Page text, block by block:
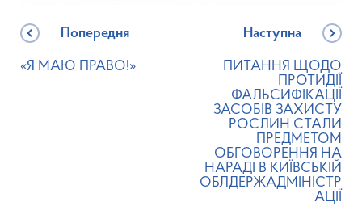
Попередня
«Я МАЮ ПРАВО!»
Наступна
ПИТАННЯ ЩОДО
ПРОТИДІЇ
ФАЛЬСИФІКАЦІЇ
ЗАСОБІВ ЗАХИСТУ
РОСЛИН СТАЛИ
ПРЕДМЕТОМ
ОБГОВОРЕННЯ НА
НАРАДІ В КИЇВСЬКІЙ
ОБЛДЕРЖАДМІНІСТР
АЦІЇ